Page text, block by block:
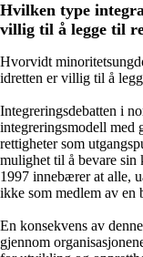
Hvilken type
villig til å legge til
Hvorvidt
idretten er villig til å
Integreringsdebatten i
integreringsmodell med
rettigheter som
mulighet til å bevare
1997 innebærer at alle,
ikke som medlem av en
En konsekvens av
gjennom